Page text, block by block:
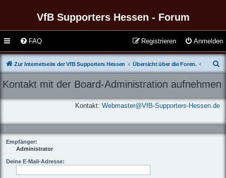
VfB Supporters Hessen - Forum
FAQ Anmelden
Registrieren
Zur Internetseite der VfB Supporters Hessen Übersicht über die Foren.
u
c
h
Kontakt mit der Board-Administration aufnehmen
Kontakt: Webmaster@VfB-Supporters-Hessen.de
Empfänger:
Administrator
Deine E-Mail-Adresse: